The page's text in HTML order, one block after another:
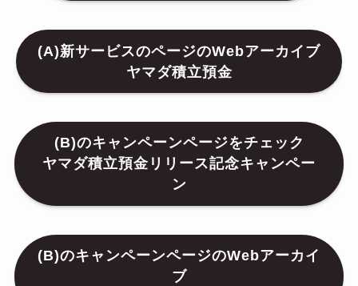
(A)新サービスのページのWebアーカイブ
ヤマダ積立預金
(B)のキャンペーンページをチェック
ヤマダ積立預金リリース記念キャンペー
ン
(B)のキャンペーンページのWebアーカイ
ブ